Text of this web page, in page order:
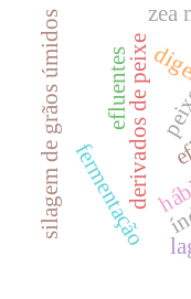
derivados de peixe
fermentação
zea
silagem de grãos úmidos efluentes